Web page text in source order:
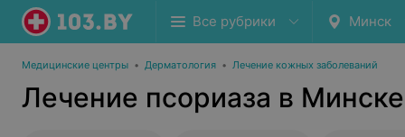
Все рубрики Минск
Медицинские центры • Дерматология • Лечение кожных заболеваний
Лечение псориаза в Минске